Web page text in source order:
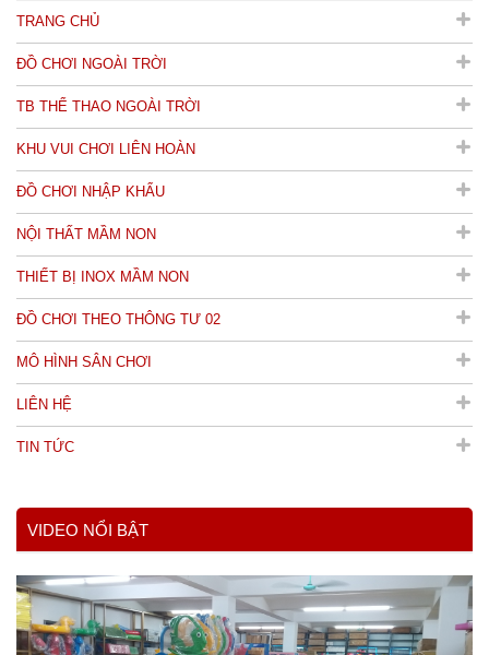
TRANG CHỦ
ĐỒ CHƠI NGOÀI TRỜI
TB THỂ THAO NGOÀI TRỜI
KHU VUI CHƠI LIÊN HOÀN
ĐỒ CHƠI NHẬP KHẨU
NỘI THẤT MẦM NON
THIẾT BỊ INOX MẦM NON
ĐỒ CHƠI THEO THÔNG TƯ 02
MÔ HÌNH SÂN CHƠI
LIÊN HỆ
TIN TỨC
VIDEO NỔI BẬT